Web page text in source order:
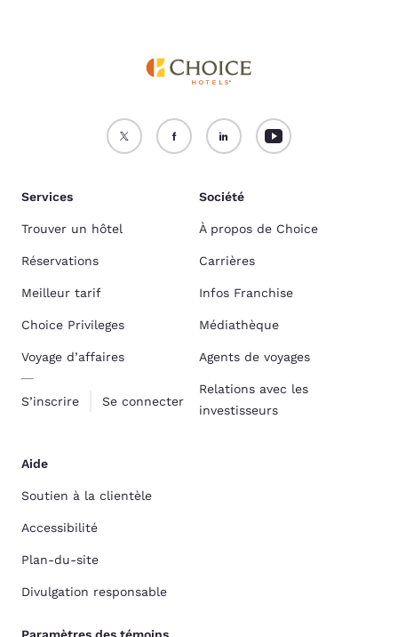
Services
Trouver un hôtel
Réservations
Meilleur tarif
Choice Privileges
Voyage d’affaires
S’inscrire Se connecter
Société
À propos de Choice
Carrières
Infos Franchise
Médiathèque
Agents de voyages
Relations avec les
investisseurs
Aide
Soutien à la clientèle
Accessibilité
Plan-du-site
Divulgation responsable